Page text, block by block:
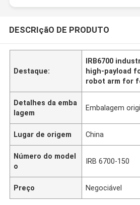
DESCRIçãO DE PRODUTO
Destaque:
IRB6700
high-payload
robot arm for
Detalhes da emba
lagem
Embalagem
Lugar de origem China
Número do model
o
IRB 6700-150
Preço Negociável